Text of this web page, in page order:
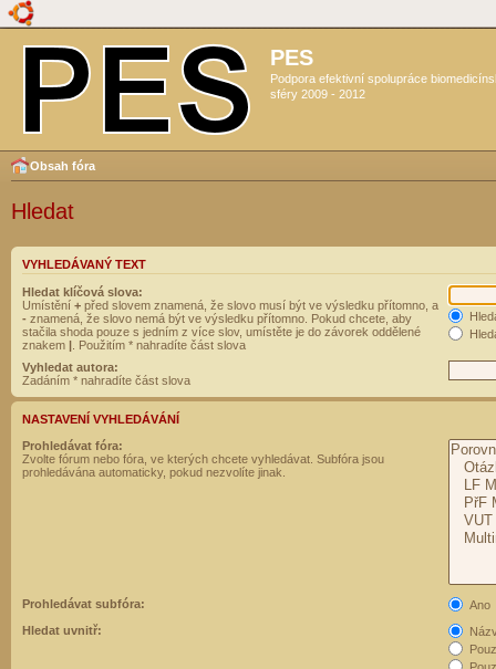
PES
Podpora efektivní spolupráce
sféry 2009 - 2012
Obsah fóra
Hledat
VYHLEDÁVANÝ TEXT
Hledat klíčová slova:
Umístění + před slovem znamená, že slovo musí být ve výsledku přítomno, a
- znamená, že slovo nemá být ve výsledku přítomno. Pokud chcete, aby
stačila shoda pouze s jedním z více slov, umístěte je do závorek oddělené
znakem | . Použitím * nahradíte část slova
Vyhledat autora:
Zadáním * nahradíte část slova
NASTAVENÍ VYHLEDÁVÁNÍ
Prohledávat fóra:
Zvolte fórum nebo fóra, ve kterých chcete vyhledávat. Subfóra jsou
prohledávána automaticky, pokud nezvolíte jinak.
Prohledávat subfóra:
Ano
Hledat uvnitř: